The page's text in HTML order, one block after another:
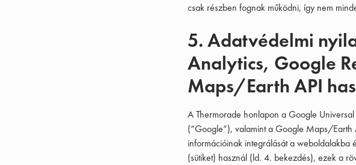
csak részben fognak működni, így nem
5. Adatvédelmi
Analytics, Google
Maps/Earth API
A Thermorade honlapon a Google
(“Google”), valamint a Google Maps/Earth
információinak integrálását a weboldalakba
(sütiket) használ (ld. 4. bekezdés), ezek a